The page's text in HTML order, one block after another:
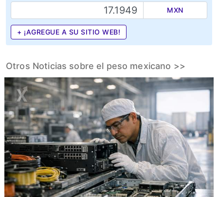
MXN
+ ¡AGREGUE A SU SITIO WEB!
Otros Noticias sobre el peso mexicano >>